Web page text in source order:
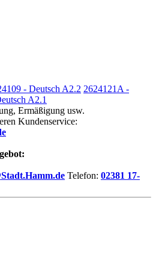
- Deutsch A2.2 2624121A -
A2.1
Ermäßigung usw.
Kundenservice:
Telefon: 02381 17-